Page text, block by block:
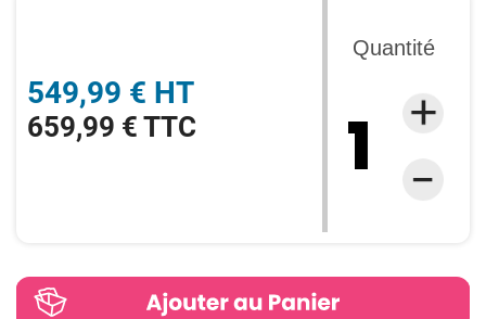
549,99 € HT
659,99 € TTC
Quantité